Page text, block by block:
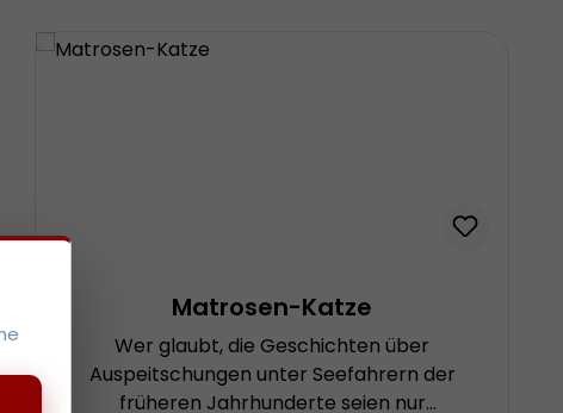
Matrosen-Katze
Wer glaubt, die Geschichten über
Auspeitschungen unter Seefahrern der
früheren Jahrhunderte seien nur